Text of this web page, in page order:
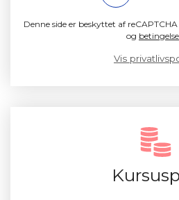
Denne side er beskyttet af
og
Vis